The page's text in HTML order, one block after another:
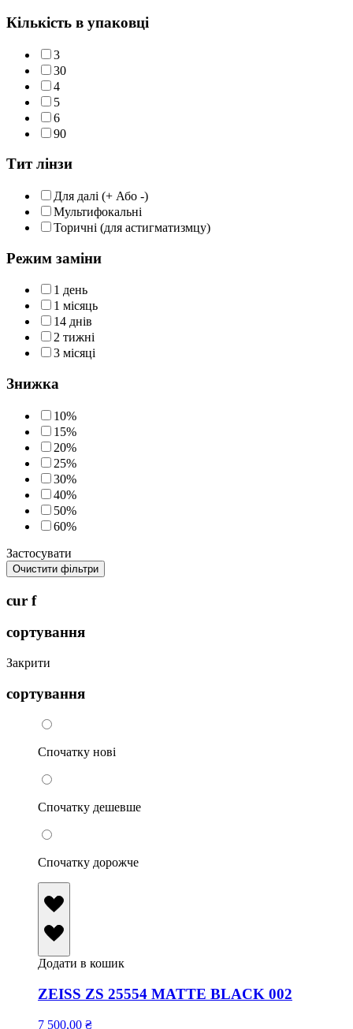
Кількість в упаковці
3
30
4
5
6
90
Тит лінзи
Для далі (+ Або -)
Мультифокальні
Торичні (для астигматизмцу)
Режим заміни
1 день
1 місяць
14 днів
2 тижні
3 місяці
Знижка
10%
15%
20%
25%
30%
40%
50%
60%
Застосувати
Очистити фільтри
cur f
сортування
Закрити
сортування
Спочатку нові
Спочатку дешевше
Спочатку дорожче
Додати в кошик
ZEISS ZS 25554 MATTE BLACK 002
7 500,00 ₴